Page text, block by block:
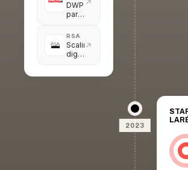
DWP
partners
AI-
powered
career
and
services
RSA
Scaling
digital
2023